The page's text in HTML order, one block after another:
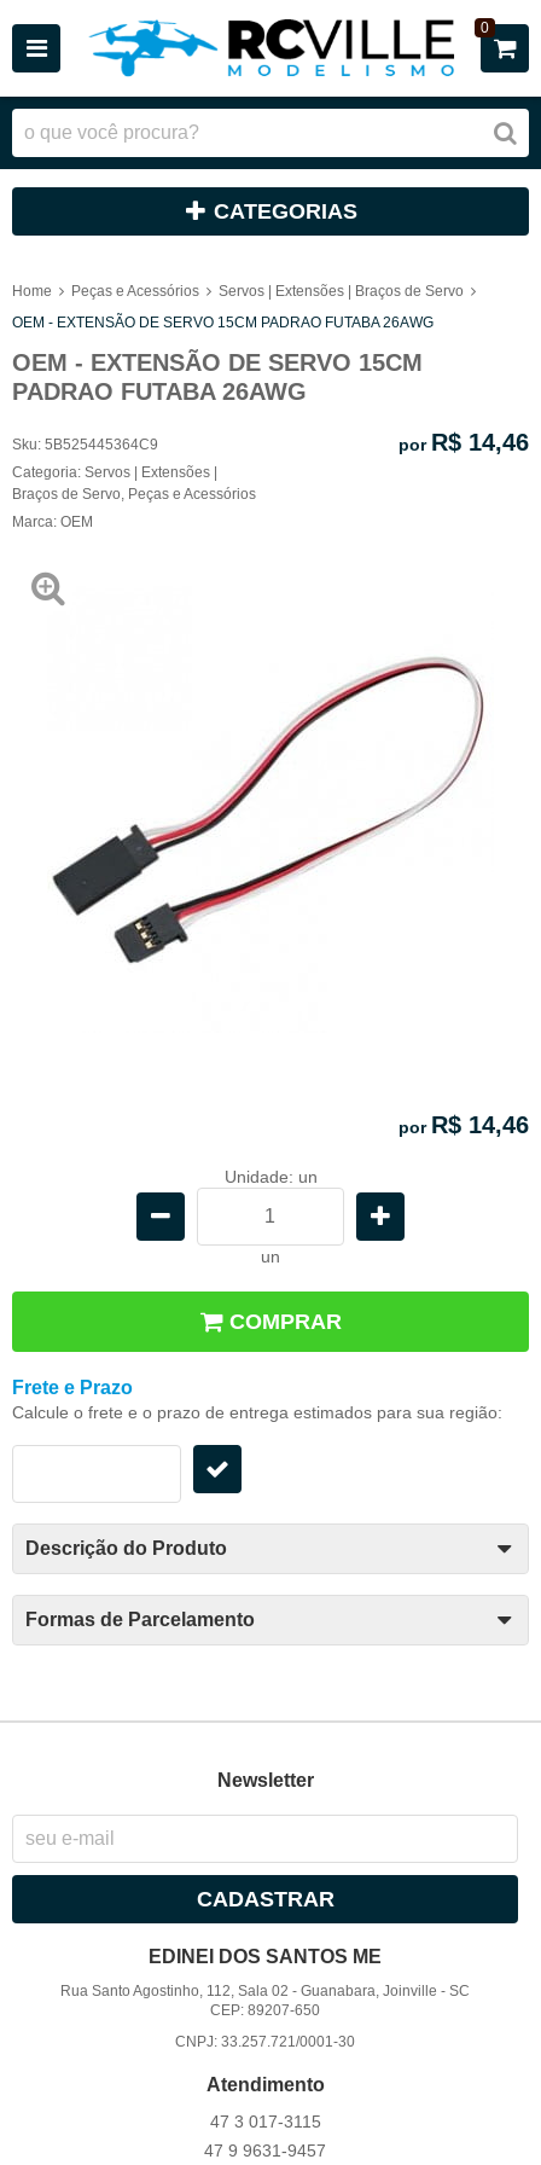
0
CATEGORIAS
Home Peças e Acessórios
Servos | Extensões | Braços de Servo
OEM - EXTENSÃO DE SERVO 15CM PADRAO FUTABA 26AWG
OEM - EXTENSÃO DE SERVO 15CM
PADRAO FUTABA 26AWG
Sku: 5B525445364C9
Categoria: Servos | Extensões |
Braços de Servo Peças e Acessórios
Marca: OEM
por R$ 14,46
por R$ 14,46
Unidade: un
un
COMPRAR
Frete e Prazo
Calcule o frete e o prazo de entrega estimados para sua região:
Descrição do Produto
Formas de Parcelamento
Newsletter
CADASTRAR
EDINEI DOS SANTOS ME
Rua Santo Agostinho, 112, Sala 02 -Guanabara, Joinville -SC
CEP: 89207-650
CNPJ: 33.257.721/0001-30
Atendimento
47 3 017-3115
47 9 9631-9457